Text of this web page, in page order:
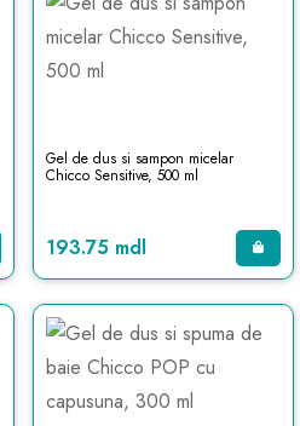
Gel de dus si sampon micelar
Chicco Sensitive, 500 ml
193.75 mdl